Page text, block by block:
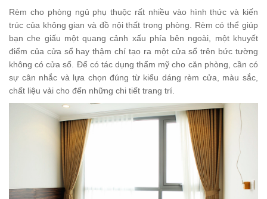
Rèm cho phòng ngủ phụ thuộc rất nhiều vào hình thức và kiến
trúc của không gian và đồ nội thất trong phòng. Rèm có thể giúp
bạn che giấu một quang cảnh xấu phía bên ngoài, một khuyết
điểm của cửa sổ hay thậm chí tạo ra một cửa sổ trên bức tường
không có cửa sổ. Để có tác dụng thẩm mỹ cho căn phòng, cần có
sự cân nhắc và lựa chọn đúng từ kiểu dáng rèm cửa, màu sắc,
chất liệu vải cho đến những chi tiết trang trí.